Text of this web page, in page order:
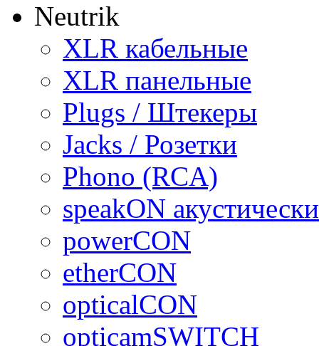
Neutrik
XLR кабельные
XLR панельные
Plugs / Штекеры
Jacks / Розетки
Phono (RCA)
speakON
powerCON
etherCON
opticalCON
opticamSWITCH